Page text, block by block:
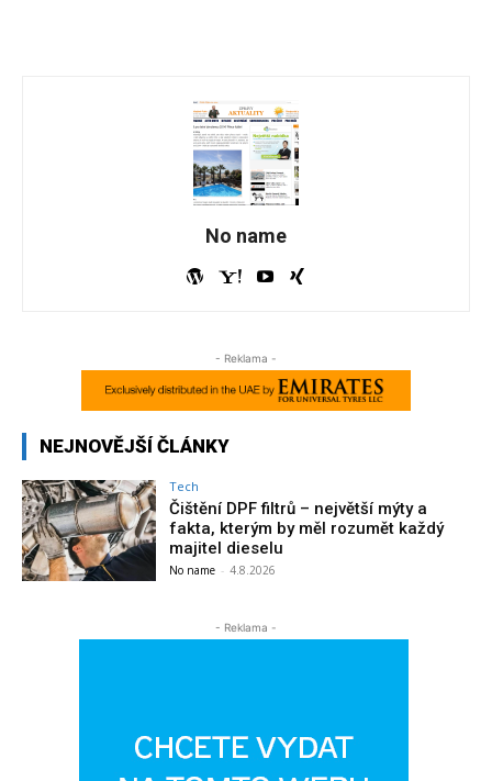
No name
- Reklama -
NEJNOVĚJŠÍ ČLÁNKY
Tech
Čištění DPF filtrů – největší mýty a
fakta, kterým by měl rozumět každý
majitel dieselu
No name - 4.8.2026
- Reklama -